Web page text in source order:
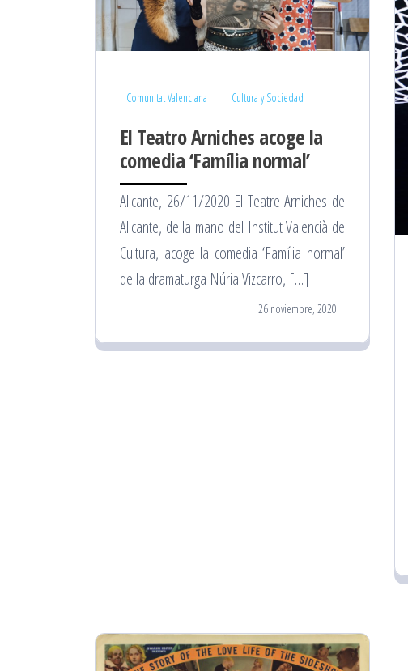
Comunitat Valenciana Cultura y Sociedad
El Teatro Arniches acoge la
comedia ‘Família normal’
Alicante, 26/11/2020 El Teatre Arniches de
Alicante, de la mano del Institut Valencià de
Cultura, acoge la comedia ‘Família normal’
de la dramaturga Núria Vizcarro, […]
26 noviembre, 2020